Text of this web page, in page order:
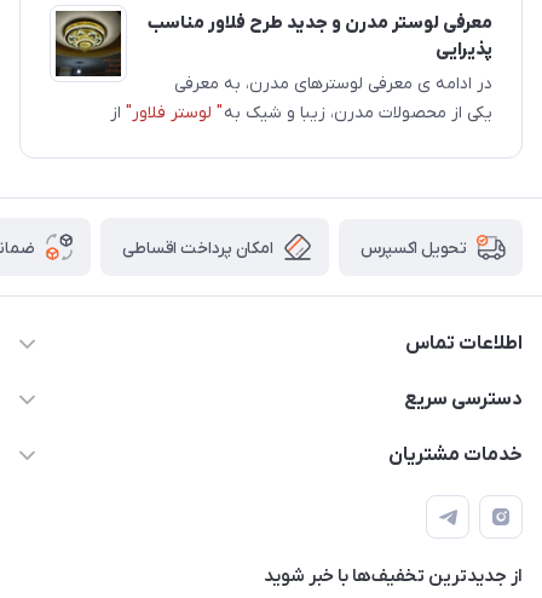
معرفی لوستر مدرن و جدید طرح فلاور مناسب
پذیرایی
در ادامه ی معرفی لوسترهای مدرن، به معرفی
یکی از محصولات مدرن، زیبا و شیک به" لوستر فلاور" از
تحویل اکسپرس امکان پرداخت اقساطی
اطلاعات تماس
09171115348
طبقه همکف واحد 131
دسترسی سریع
مجله فروشگاه
درباره ما
تماس با ما
خدمات مشتریان
قوانین و مقررات
حریم خصوصی
راهنما
از جدید‌ترین تخفیف‌ها با‌ خبر شوید